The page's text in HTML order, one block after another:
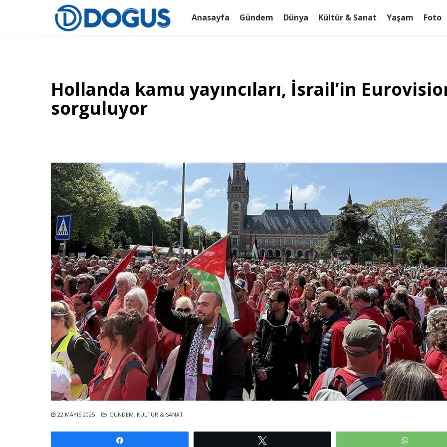
Anasayfa Gündem Dünya Kültür & Sanat Yaşam Foto
Hollanda kamu yayıncıları, İsrail’in
sorguluyor
22 MAYIS 2025 GÜNDEM, KÜLTÜR & SANAT